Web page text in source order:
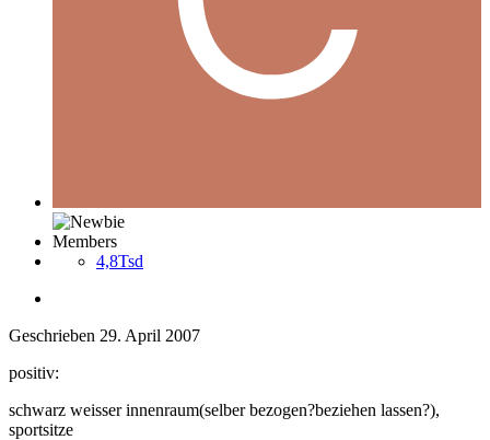
Members
4,8Tsd
Geschrieben 29. April 2007
positiv:
schwarz weisser innenraum(selber bezogen?beziehen lassen?),
sportsitze